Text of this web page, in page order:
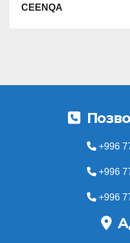
CEENQA
+996
+996
+996